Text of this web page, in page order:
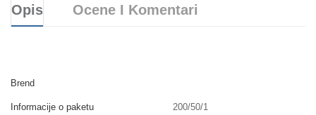
Opis Ocene I Komentari
Brend
Informacije o paketu 200/50/1